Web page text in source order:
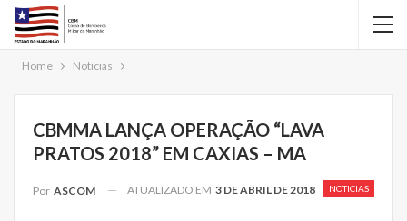
Home Noticias
CBMMA LANÇA OPERAÇÃO “LAVA
PRATOS 2018” EM CAXIAS – MA
NOTICIAS
Por ASCOM ATUALIZADO EM 3 DE ABRIL DE 2018